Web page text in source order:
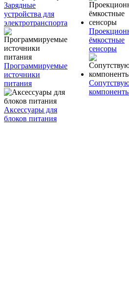
Зарядные
устройства для
электротранспорта
Программируемые
источники
питания
Аксессуары для
блоков питания
ёмкостные
сенсоры